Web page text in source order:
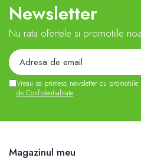
Newsletter
Nu rata ofertele si promotiile
Vreau sa primesc newsletter cu
de Confidentialitate
Magazinul meu